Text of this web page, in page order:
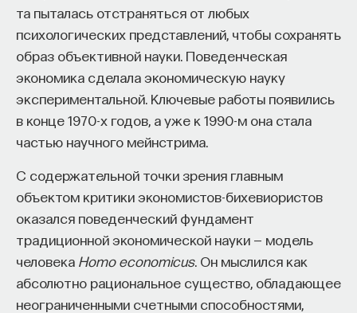
та пыталась отстраняться от любых
психологических представлений, чтобы сохранять
образ объективной науки. Поведенческая
экономика сделала экономическую науку
экспериментальной. Ключевые работы появились
в конце 1970-х годов, а уже к 1990-м она стала
частью научного мейнстрима.
С содержательной точки зрения главным
объектом критики экономистов-бихевиористов
оказался поведенческий фундамент
традиционной экономической науки — модель
человека Homo economicus. Он мыслился как
абсолютно рациональное существо, обладающее
неограниченными счетными способностями,